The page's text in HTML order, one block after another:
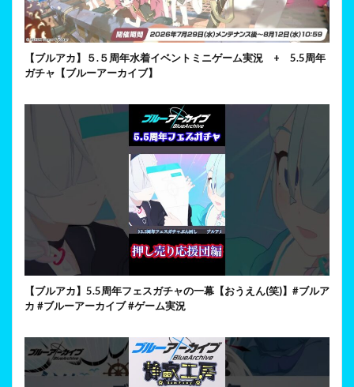
【ブルアカ】５.５周年水着イベントミニゲーム実況 + 5.5周年
ガチャ【ブルーアーカイブ】
【ブルアカ】5.5周年フェスガチャの一幕【おうえん(笑)】#ブルア
カ #ブルーアーカイブ #ゲーム実況